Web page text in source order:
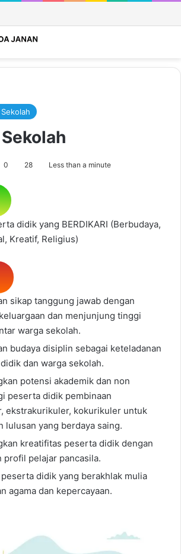
0 28 Less than a minute
didik yang BERDIKARI (Berbudaya,
Kreatif, Religius)
sikap tanggung jawab dengan
dan menjunjung tinggi
warga sekolah.
budaya disiplin sebagai keteladanan
dan warga sekolah.
potensi akademik dan non
peserta didik pembinaan
ekstrakurikuler, kokurikuler untuk
lulusan yang berdaya saing.
kreatifitas peserta didik dengan
profil pelajar pancasila.
didik yang berakhlak mulia
agama dan kepercayaan.